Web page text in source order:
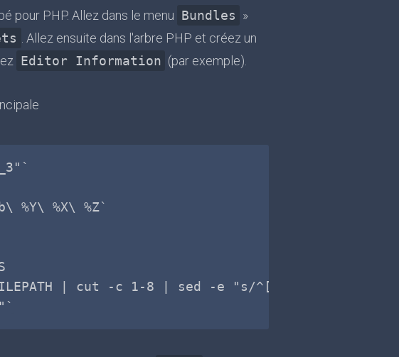
pour PHP. Allez dans le menu Bundles »
. Allez ensuite dans l'arbre PHP et créez un
Editor Information (par exemple).
%Y\ %X\ %Z`
| cut -c 1-8 | sed -e "s/^[ ]*//g"`